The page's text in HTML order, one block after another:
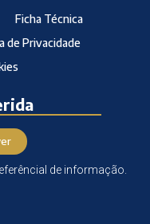
Ficha Técnica
de Privacidade
de informação.